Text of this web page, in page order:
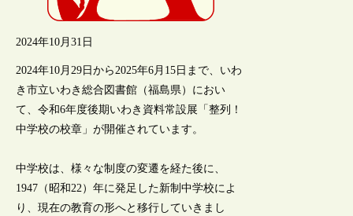
2024年10月31日
2024年10月29日から2025年6月15日まで、いわ
き市立いわき総合図書館（福島県）におい
て、令和6年度後期いわき資料常設展「整列！
中学校の校章」が開催されています。
中学校は、様々な制度の変遷を経た後に、
1947（昭和22）年に発足した新制中学校によ
り、現在の教育の形へと移行していきまし